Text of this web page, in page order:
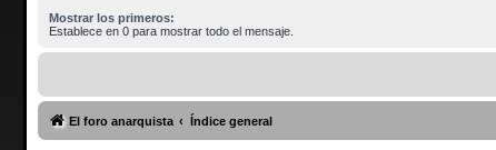
Mostrar los primeros:
Establece en 0 para mostrar todo el mensaje.
El foro anarquista Índice general